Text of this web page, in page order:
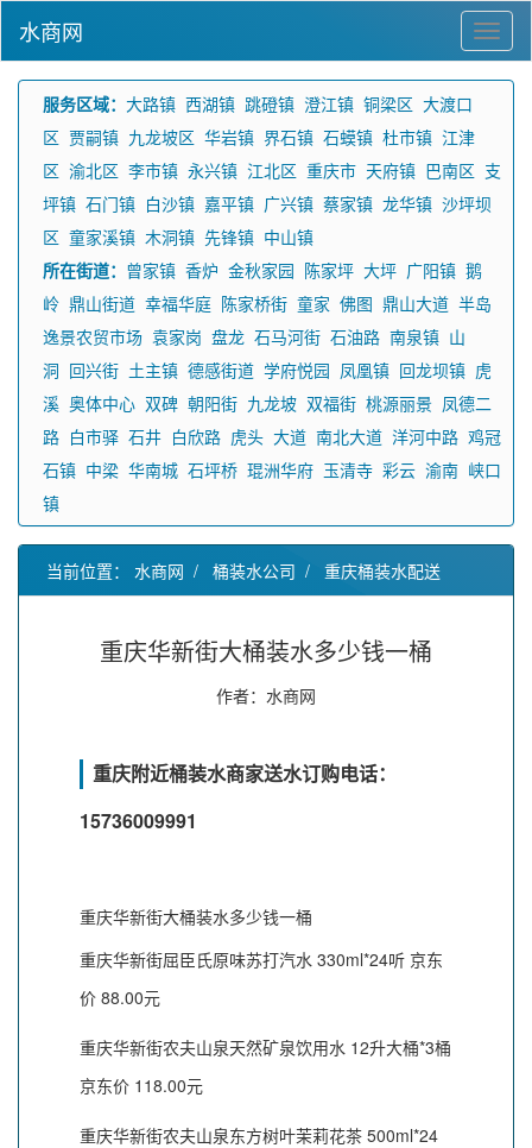
水商网
服务区域： 大路镇 西湖镇 跳磴镇 澄江镇 铜梁区 大渡口
区 贾嗣镇 九龙坡区 华岩镇 界石镇 石蟆镇 杜市镇 江津
区 渝北区 李市镇 永兴镇 江北区 重庆市 天府镇 巴南区 支
坪镇 石门镇 白沙镇 嘉平镇 广兴镇 蔡家镇 龙华镇 沙坪坝
区 童家溪镇 木洞镇 先锋镇 中山镇
所在街道： 曾家镇 香炉 金秋家园 陈家坪 大坪 广阳镇 鹅
岭 鼎山街道 幸福华庭 陈家桥街 童家 佛图 鼎山大道 半岛
逸景农贸市场 袁家岗 盘龙 石马河街 石油路 南泉镇 山
洞 回兴街 土主镇 德感街道 学府悦园 凤凰镇 回龙坝镇 虎
溪 奥体中心 双碑 朝阳街 九龙坡 双福街 桃源丽景 凤德二
路 白市驿 石井 白欣路 虎头 大道 南北大道 洋河中路 鸡冠
石镇 中梁 华南城 石坪桥 琨洲华府 玉清寺 彩云 渝南 峡口
镇
当前位置： 水商网 / 桶装水公司 / 重庆桶装水配送
重庆华新街大桶装水多少钱一桶
作者：水商网
重庆附近桶装水商家送水订购电话：
15736009991
重庆华新街大桶装水多少钱一桶
重庆华新街屈臣氏原味苏打汽水 330ml*24听 京东
价 88.00元
重庆华新街农夫山泉天然矿泉饮用水 12升大桶*3桶
京东价 118.00元
重庆华新街农夫山泉东方树叶茉莉花茶 500ml*24